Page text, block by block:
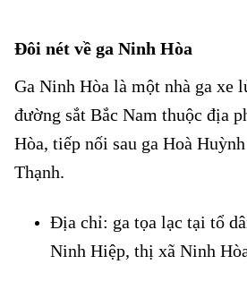
Đôi nét về ga Ninh Hòa
Ga Ninh Hòa là một nhà ga xe
đường sắt Bắc Nam thuộc địa
Hòa, tiếp nối sau ga Hoà
Thạnh.
Địa chỉ: ga tọa lạc tại tổ
Ninh Hiệp, thị xã Ninh